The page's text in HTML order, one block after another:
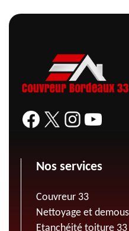
Nos services
Couvreur 33
Nettoyage et
Etanchéité toiture 33